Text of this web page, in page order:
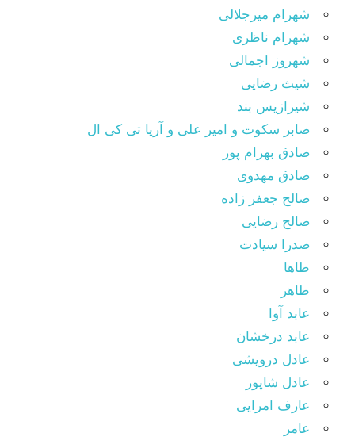
شهرام میرجلالی
شهرام ناظری
شهروز اجمالی
شیث رضایی
شیرازیس بند
صابر سکوت و امیر علی و آریا تی کی ال
صادق بهرام پور
صادق مهدوی
صالح جعفر زاده
صالح رضایی
صدرا سیادت
طاها
طاهر
عابد آوا
عابد درخشان
عادل درویشی
عادل شاپور
عارف امرایی
عامر